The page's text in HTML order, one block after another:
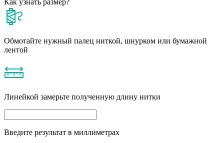
Обмотайте нужный палец ниткой, шнурком или бумажной
лентой
Линейкой замерьте полученную длину нитки
Введите результат в миллиметрах